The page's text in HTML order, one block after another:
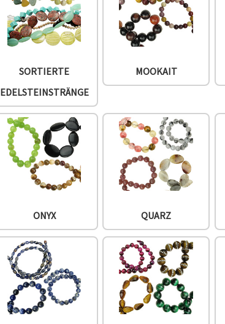
SORTIERTE
EDELSTEINSTRÄNGE
MOOKAIT
ONYX QUARZ